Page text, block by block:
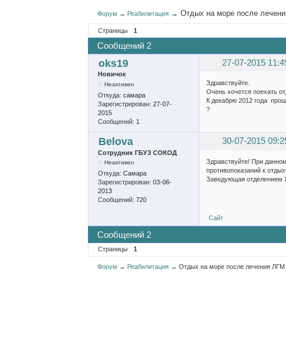
Форум → Реабилитация →Отдых на море после
Страницы 1
Сообщений 2
oks19 27-07-2015
Новичок
Неактивен
Откуда: самара
Зарегистрирован: 27-07-
2015
Сообщений: 1
Здравствуйте.
Очень хочется поехать
К декабрю 2012 года
?
Belova 30-07-2015
Сотрудник ГБУЗ СОКОД
Неактивен
Откуда: Самара
Зарегистрирован: 03-06-
2013
Сообщений: 720
Здравствуйте! При
противопоказаний к
Заведующая
Сайт
Сообщений 2
Страницы 1
Форум → Реабилитация →Отдых на море после лечения ЛГМ